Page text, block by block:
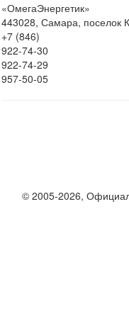
«ОмегаЭнергетик»
443028, Самара, поселок
+7 (846)
922-74-30
922-74-29
957-50-05
© 2005-2026,